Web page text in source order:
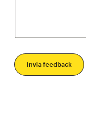
Invia feedback